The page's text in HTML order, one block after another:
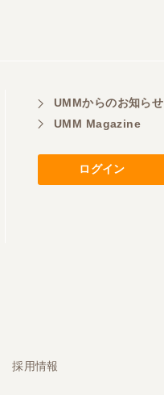
UMMからのお知らせ
UMM Magazine
ログイン
採用情報